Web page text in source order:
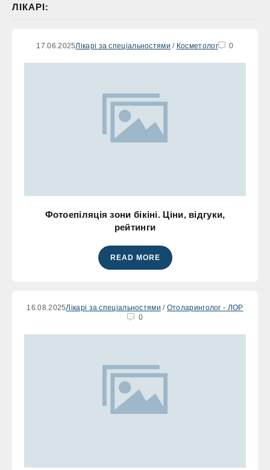
ЛІКАРІ:
17.06.2025Лікарі за спеціальностями / Косметолог 0
Фотоепіляція зони бікіні. Ціни, відгуки,
рейтинги
READ MORE
16.08.2025Лікарі за спеціальностями / Отоларинголог - ЛОР
0